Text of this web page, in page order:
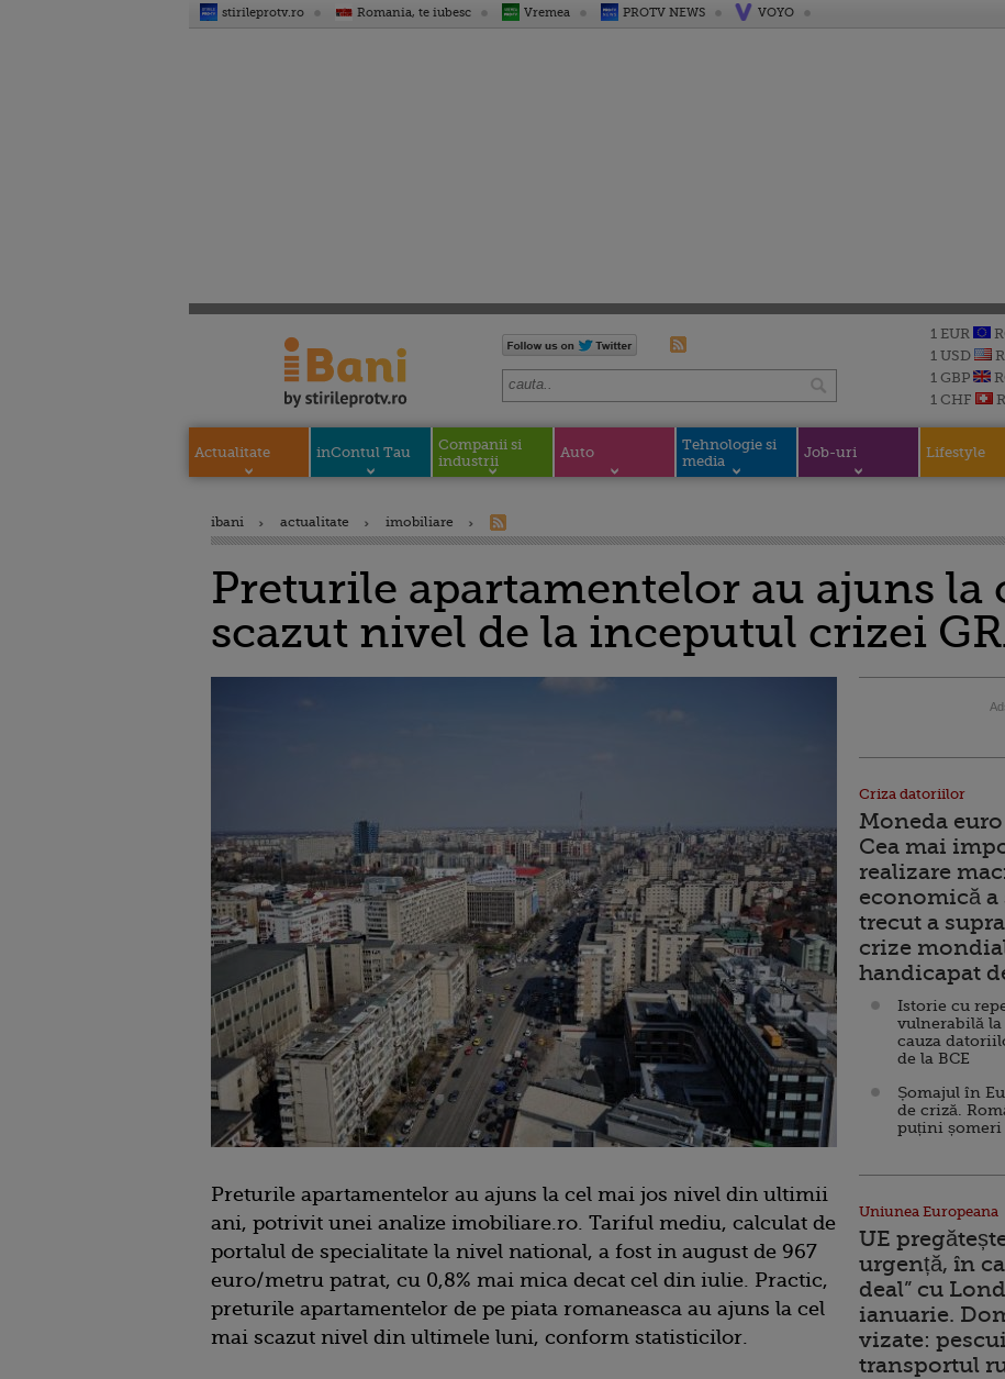
stirileprotv.ro Romania, te iubesc Vremea PROTV NEWS VOYO
1 EUR
1 USD
1 GBP
1 CHF
Actualitate inContul Tau
Companii si
industrii
Auto
Tehnologie si
media
Job-uri Lifestyle
ibani actualitate imobiliare
Preturile apartamentelor au ajuns la
scazut nivel de la inceputul crizei
Preturile apartamentelor au ajuns la cel mai jos nivel din ultimii
ani, potrivit unei analize imobiliare.ro. Tariful mediu, calculat de
portalul de specialitate la nivel national, a fost in august de 967
euro/metru patrat, cu 0,8% mai mica decat cel din iulie. Practic,
preturile apartamentelor de pe piata romaneasca au ajuns la cel
mai scazut nivel din ultimele luni, conform statisticilor.
Criza datoriilor
Moneda
Cea mai
realizare
economică
trecut a
crize
handicapat
Istorie cu
vulnerabilă
cauza
de la BCE
Șomajul în
de criză.
puțini șomeri
Uniunea Europeana
UE
urgență, în
deal” cu
ianuarie.
vizate:
transportul